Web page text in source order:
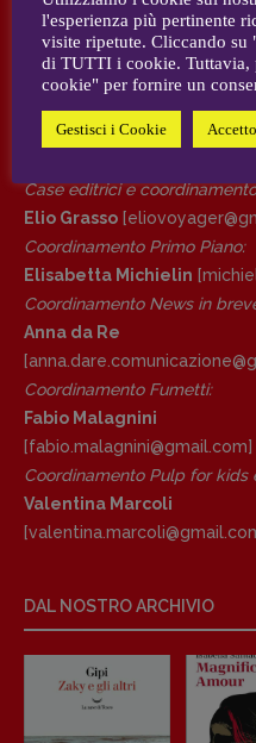
DIRETTRICE
Antonella Marrone
REDAZIONE
Anna da Re,Roberto
Grasso,Fabio Malagnini,
Marcoli,Elisabetta
Spallina,Roberto Sturm,
CONTATTI
Case editrici e
recensioni
Coordinamento Primo
Elisabetta Michielin
Coordinamento News in
Anna da Re
Coordinamento Fumetti:
[fabio.malagnini@gmail.
Coordinamento Pulp for
media:
Valentina Marcoli
Elisabetta Michielin,
AUTORI e COLLABORATORI
CONTATTI
Case editrici e
Elio Grasso
Coordinamento Primo Piano:
Elisabetta Michielin
Coordinamento News in
Anna da Re
Coordinamento Fumetti:
Fabio Malagnini
[fabio.malagnini@gmail. com]
Coordinamento Pulp for kids
Valentina Marcoli
[valentina.marcoli@gmail.
DAL NOSTRO ARCHIVIO
l'esperienza più pertinente
visite ripetute. Cliccando su
di TUTTI i cookie.
cookie" per fornire un
Gestisci i Cookie